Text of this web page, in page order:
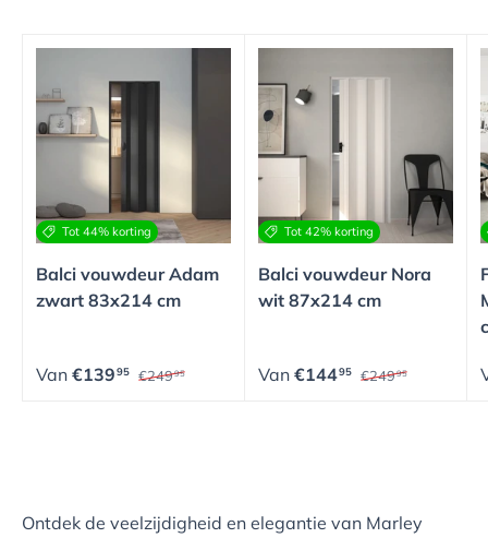
Tot 44% korting
Balci vouwdeur Adam
zwart 83x214 cm
Van €13995 €24995
Tot 42% korting
Balci vouwdeur Nora
wit 87x214 cm
Van €14495 €24995
Ontdek de veelzijdigheid en elegantie van Marley